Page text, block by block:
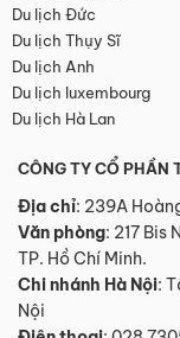
Du lịch Đức
Du lịch Thụy Sĩ
Du lịch Anh
Du lịch luxembourg
Du lịch Hà Lan
CÔNG TY CỔ PHẦN
Địa chỉ: 239A
Văn phòng: 217 Bis
TP. Hồ Chí Minh.
Chi nhánh Hà Nội:
Nội